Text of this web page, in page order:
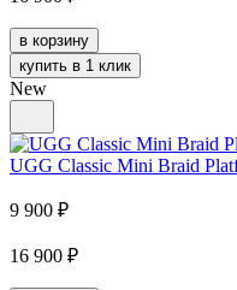
в корзину
купить в 1 клик
New
UGG Classic Mini Braid
9 900 ₽
16 900 ₽